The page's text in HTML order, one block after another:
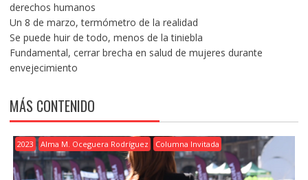
derechos humanos
Un 8 de marzo, termómetro de la realidad
Se puede huir de todo, menos de la tiniebla
Fundamental, cerrar brecha en salud de mujeres durante
envejecimiento
MÁS CONTENIDO
2023 Alma M. Oceguera Rodríguez Columna Invitada